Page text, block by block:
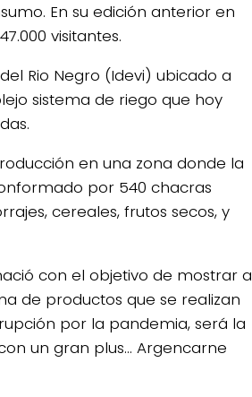
En su edición anterior en
visitantes.
Rio Negro (Idevi) ubicado a
sistema de riego que hoy
en una zona donde la
por 540 chacras
cereales, frutos secos, y
con el objetivo de mostrar a
de productos que se realizan
por la pandemia, será la
un gran plus… Argencarne